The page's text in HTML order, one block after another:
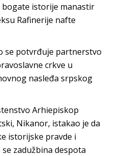
bogate istorije manastir
Rafinerije nafte
se potvrđuje partnerstvo
crkve u
nasleđa srpskog
Arhiepiskop
Nikanor, istakao je da
istorijske pravde i
zadužbina despota